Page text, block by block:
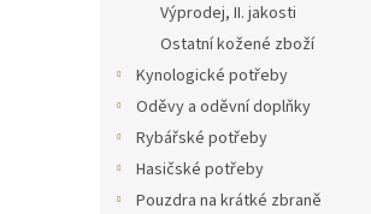
Výprodej, II. jakosti
Ostatní kožené zboží
Kynologické potřeby
Oděvy a oděvní doplňky
Rybářské potřeby
Hasičské potřeby
Pouzdra na krátké zbraně